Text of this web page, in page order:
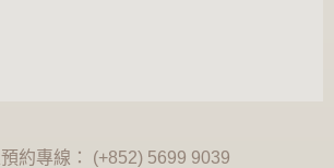
約專線： (+852) 5699 9039